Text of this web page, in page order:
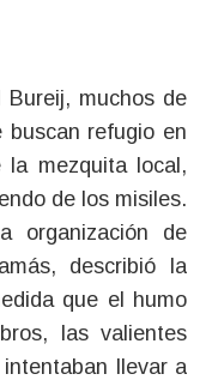
muchos de
buscan refugio en
la mezquita local,
de los misiles.
organización de
describió la
que el humo
las valientes
llevar a